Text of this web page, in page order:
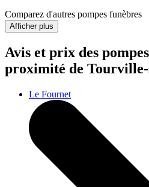
Comparez d'autres pompes funèbres
Afficher plus
Avis et prix des
proximité de
Le Fournet